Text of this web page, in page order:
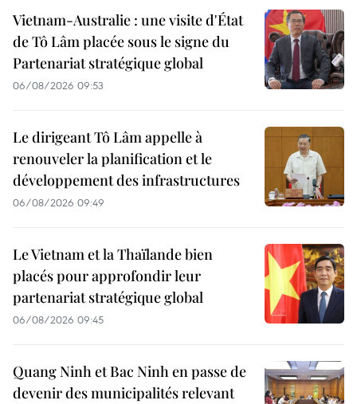
Vietnam-Australie : une visite d'État
de Tô Lâm placée sous le signe du
Partenariat stratégique global
06/08/2026 09:53
Le dirigeant Tô Lâm appelle à
renouveler la planification et le
développement des infrastructures
06/08/2026 09:49
Le Vietnam et la Thaïlande bien
placés pour approfondir leur
partenariat stratégique global
06/08/2026 09:45
Quang Ninh et Bac Ninh en passe de
devenir des municipalités relevant